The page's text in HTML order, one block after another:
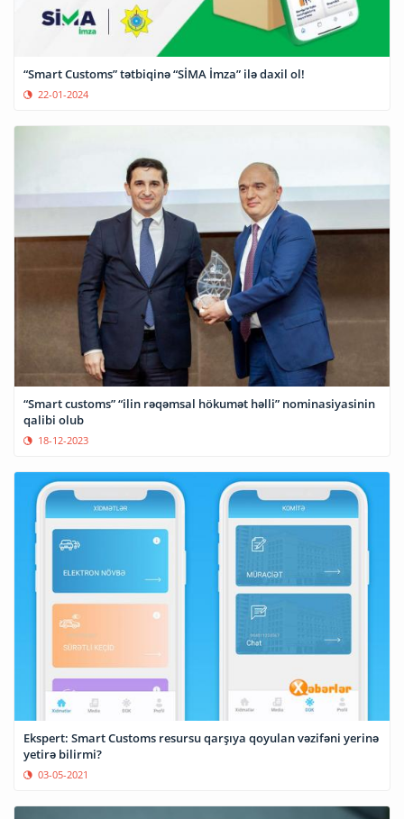
“Smart Customs” tətbiqinə “SİMA İmza” ilə daxil ol!
22-01-2024
“Smart customs” “ilin rəqəmsal hökumət həlli” nominasiyasinin
qalibi olub
18-12-2023
Ekspert: Smart Customs resursu qarşıya qoyulan vəzifəni yerinə
yetirə bilirmi?
03-05-2021